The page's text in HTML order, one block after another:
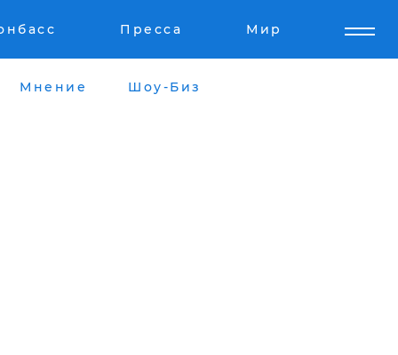
Пресса Мир
Мнение Шоу-Биз